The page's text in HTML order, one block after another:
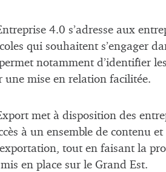
4.0 s’adresse aux
qui souhaitent s’engager
notamment d’identifier
mise en relation facilitée.
met à disposition des
à un ensemble de contenu
tout en faisant la
en place sur le Grand Est.